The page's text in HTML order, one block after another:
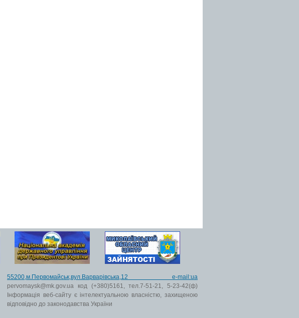
55200,м.Первомайськ,вул.Варварівська,12 e-mail:ua
pervomaysk@mk.gov.ua код (+380)5161, тел.7-51-21, 5-23-42(ф)
Інформація веб-сайту є інтелектуальною власністю, захищеною
відповідно до законодавства України